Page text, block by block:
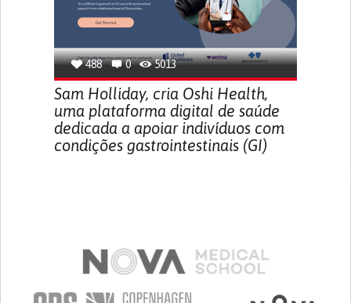
488 0 5013
Sam Holliday, cria Oshi Health,
uma plataforma digital de saúde
dedicada a apoiar indivíduos com
condições gastrointestinais (GI)